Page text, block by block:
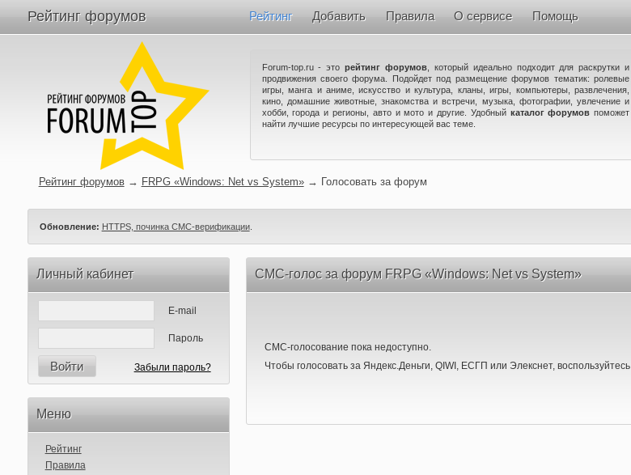
Рейтинг форумов Рейтинг Добавить Правила О сервисе Помощь
Forum-top.ru - эторейтинг форумов , который идеально подходит для раскрутки и
продвижения своего форума. Подойдет под размещение форумов тематик: ролевые
игры, манга и аниме, искусство и культура, кланы, игры, компьютеры, развлечения,
кино, домашние животные, знакомства и встречи, музыка, фотографии, увлечение и
хобби, города и регионы, авто и мото и другие. Удобный каталог форумов поможет
найти лучшие ресурсы по интересующей вас теме.
Рейтинг форумов → FRPG «Windows: Net vs System» → Голосовать за форум
Обновление: HTTPS, починка СМС-верификации.
Личный кабинет
E-mail
Пароль
Войти Забыли пароль?
Меню
Рейтинг
Правила
СМС-голос за форум FRPG «Windows: Net vs System»
СМС-голосование пока недоступно.
Чтобы голосовать за Яндекс.Деньги, QIWI, ЕСГП или Элекснет, воспользуйтесь